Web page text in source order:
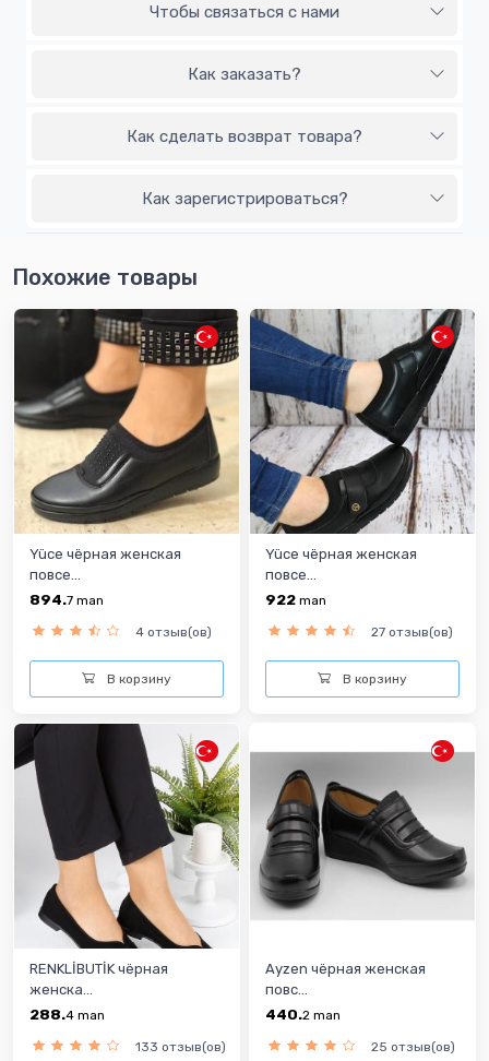
Чтобы связаться с нами
Как заказать?
Как сделать возврат товара?
Как зарегистрироваться?
Похожие товары
Yüce чёрная женская
повсе...
894.7 man
4 отзыв(ов)
В корзину
Yüce чёрная женская
повсе...
922 man
27 отзыв(ов)
В корзину
RENKLİBUTİK чёрная
женска...
288.4 man
133 отзыв(ов)
Ayzen чёрная женская
повс...
440.2 man
25 отзыв(ов)